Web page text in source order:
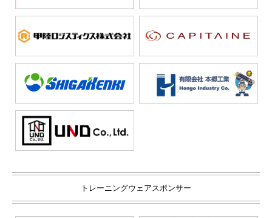
トレーニングウェアスポンサー